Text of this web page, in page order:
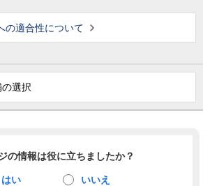
の適合性について
の選択
の情報は役に立ちましたか？
はい いいえ